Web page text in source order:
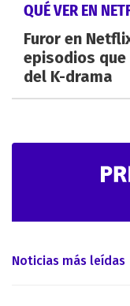
QUÉ VER EN
Furor en
episodios
del K-drama
Noticias más leídas